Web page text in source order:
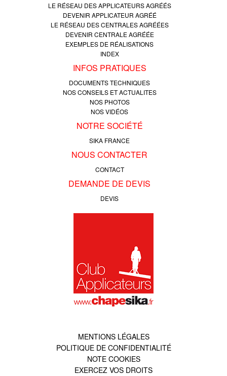
LE RÉSEAU DES APPLICATEURS AGRÉÉS
DEVENIR APPLICATEUR AGRÉÉ
LE RÉSEAU DES CENTRALES AGRÉÉES
DEVENIR CENTRALE AGRÉÉE
EXEMPLES DE RÉALISATIONS
INDEX
INFOS PRATIQUES
DOCUMENTS TECHNIQUES
NOS CONSEILS ET ACTUALITES
NOS PHOTOS
NOS VIDÉOS
NOTRE SOCIÉTÉ
SIKA FRANCE
NOUS CONTACTER
CONTACT
DEMANDE DE DEVIS
DEVIS
MENTIONS LÉGALES
POLITIQUE DE CONFIDENTIALITÉ
NOTE COOKIES
EXERCEZ VOS DROITS